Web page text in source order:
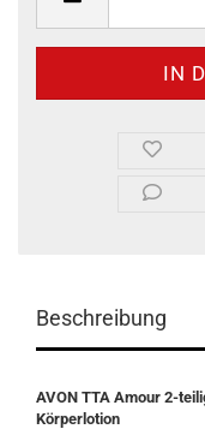
Beschreibung
AVON TTA Amour 2-
Körperlotion